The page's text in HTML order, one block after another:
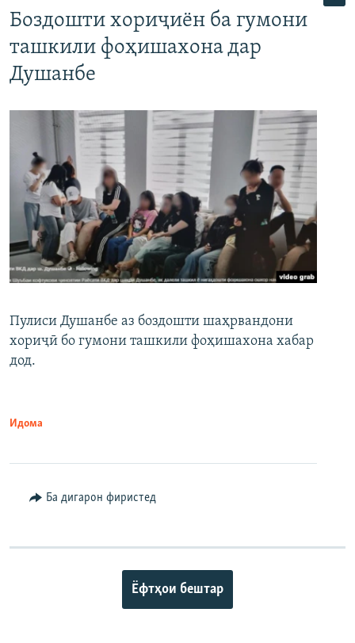
Боздошти хориҷиён ба гумони
ташкили фоҳишахона дар
Душанбе
Пулиси Душанбе аз боздошти шаҳрвандони
хориҷӣ бо гумони ташкили фоҳишахона хабар
дод.
Идома
Ба дигарон фиристед
Ёфтҳои бештар